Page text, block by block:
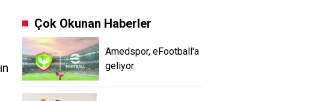
Çok Okunan Haberler
Amedspor, eFootball'a
geliyor